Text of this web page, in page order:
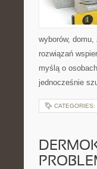
wyborów,
rozwiązań
myślą o
jednocześnie
CATEGORIES: